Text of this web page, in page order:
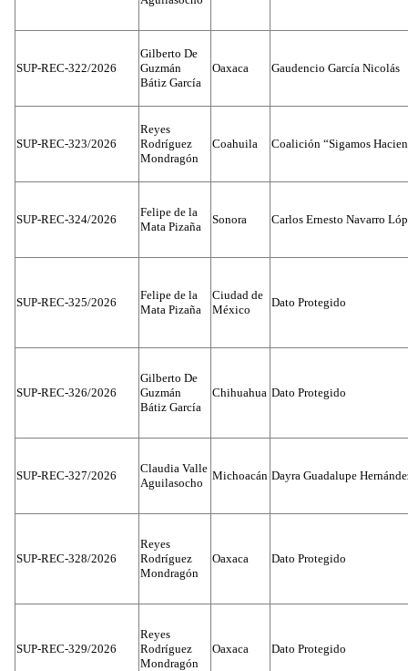
SUP-REC-322/2026
Gilberto De
Guzmán
Bátiz García
Oaxaca Gaudencio García Nicolás
SUP-REC-323/2026
Reyes
Rodríguez
Mondragón
Coahuila Coalición “Sigamos
SUP-REC-324/2026
Felipe de la
Mata Pizaña
Sonora Carlos Ernesto Navarro
SUP-REC-325/2026
Felipe de la
Mata Pizaña
Ciudad de
México
Dato Protegido
SUP-REC-326/2026
Gilberto De
Guzmán
Bátiz García
Chihuahua Dato Protegido
SUP-REC-327/2026
Claudia Valle
Aguilasocho
Michoacán Dayra Guadalupe
SUP-REC-328/2026
Reyes
Rodríguez
Mondragón
Oaxaca Dato Protegido
SUP-REC-329/2026
Reyes
Rodríguez
Mondragón
Oaxaca Dato Protegido